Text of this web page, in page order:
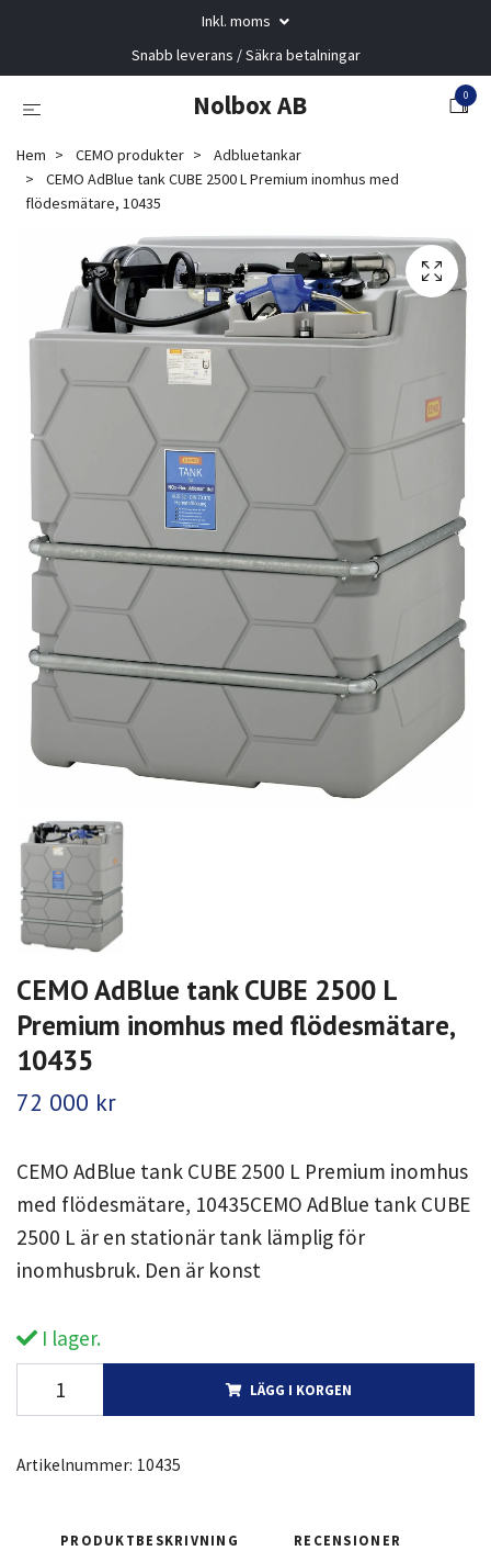
Inkl. moms
Snabb leverans / Säkra betalningar
Nolbox AB 0
Hem CEMO produkter
Adbluetankar
CEMO AdBlue tank CUBE 2500 L Premium inomhus med
flödesmätare, 10435
CEMO AdBlue tank CUBE 2500 L
Premium inomhus med flödesmätare,
10435
72 000 kr
CEMO AdBlue tank CUBE 2500 L Premium inomhus
med flödesmätare, 10435CEMO AdBlue tank CUBE
2500 L är en stationär tank lämplig för
inomhusbruk. Den är konst
I lager.
LÄGG I KORGEN
Artikelnummer: 10435
PRODUKTBESKRIVNING RECENSIONER